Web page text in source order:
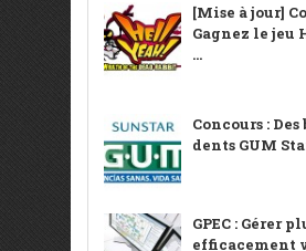
[Mise à jour]
Gagnez le jeu
...
Concours : Des
dents GUM
GPEC : Gérer
efficacement